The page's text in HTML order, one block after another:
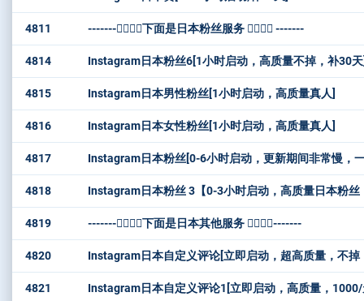
4811 -------👇🏻👇🏻下面是日本粉丝服务 👇🏻👇🏻 -------
4814 Instagram日本粉丝6[1小时启动，高质量不掉，补30
4815 Instagram日本男性粉丝[1小时启动，高质量真人]
4816 Instagram日本女性粉丝[1小时启动，高质量真人]
4817 Instagram日本粉丝[0-6小时启动，更新期间非常慢，
4818 Instagram日本粉丝 3【0-3小时启动，高质量日本粉
4819 -------👇🏻👇🏻下面是日本其他服务 👇🏻👇🏻-------
4820 Instagram日本自定义评论[立即启动，超高质量，不掉
4821 Instagram日本自定义评论1[立即启动，高质量，